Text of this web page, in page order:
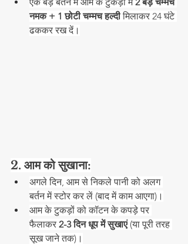
नमक + 1 छोटी चम्मच हल्दी मिलाकर 24 घंटे
ढककर रख दें।
2. आम को सुखाना:
अगले दिन, आम से निकले पानी को अलग
बर्तन में स्टोर कर लें (बाद में काम आएगा)।
आम के टुकड़ों को कॉटन के कपड़े पर
फैलाकर 2-3 दिन धूप में सुखाएं (या पूरी तरह
सूख जाने तक)।